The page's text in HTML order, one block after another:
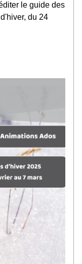
le guide des
du 24